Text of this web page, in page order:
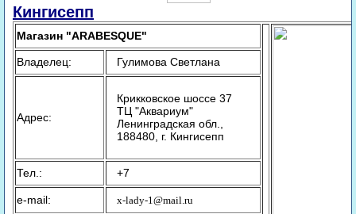
Кингисепп
Магазин "ARABESQUE"
Владелец: Гулимова Светлана
Адрес:
Крикковское шоссе 37
ТЦ "Аквариум"
Ленинградская обл.,
188480, г. Кингисепп
Тел.: +7
e-mail: x-lady-1@mail.ru